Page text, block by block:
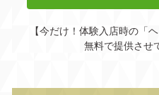
【今だけ！体験入店時の「
無料で提供させ